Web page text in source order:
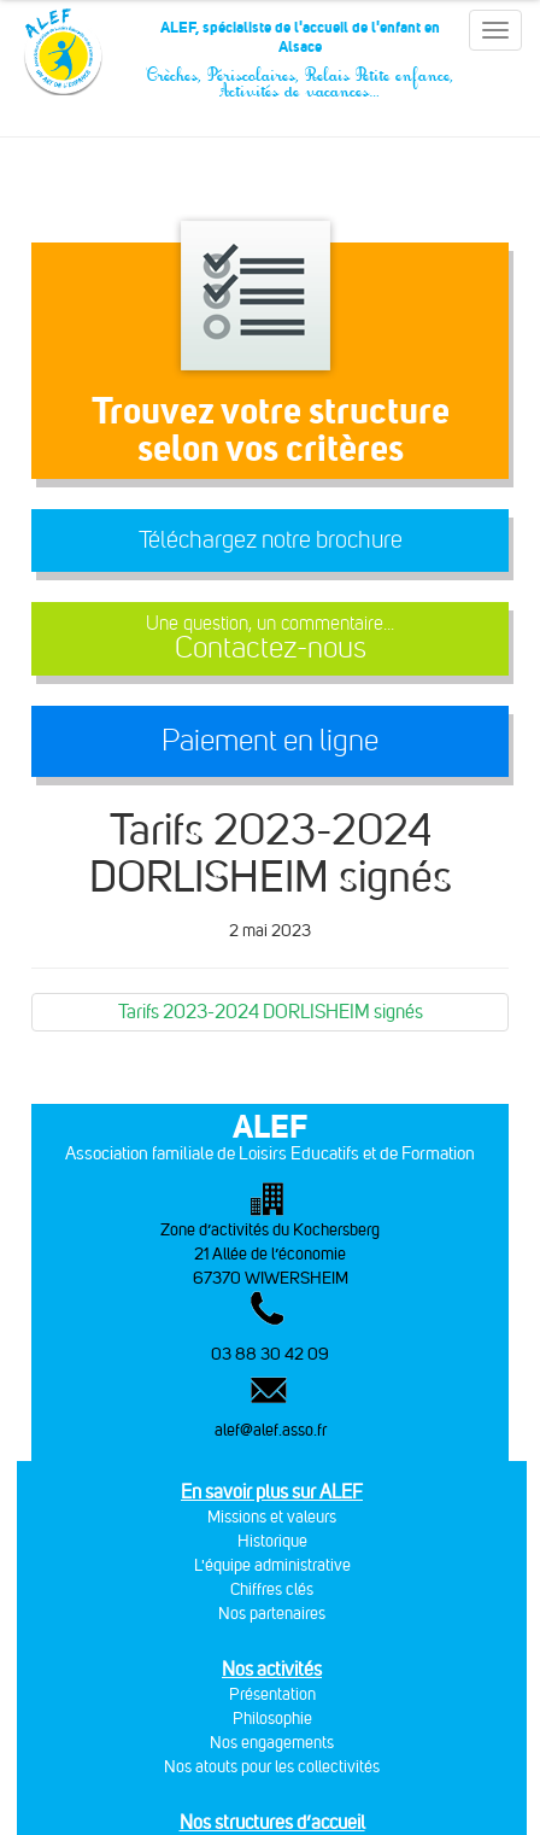
Panneau de gestion des cookies
Toggle
ALEF, spécialiste de l'accueil de l'enfant en
Alsace
Crèches, Périscolaires, Relais Petite enfance,
Activités de vacances…
Trouvez votre structure
selon vos critères
Téléchargez notre brochure
Une question, un commentaire...
Contactez-nous
Paiement en ligne
Tarifs 2023-2024
DORLISHEIM signés
2 mai 2023
Tarifs 2023-2024 DORLISHEIM signés
ALEF
Association familiale de Loisirs Educatifs et de Formation
Zone d’activités du Kochersberg
21 Allée de l’économie
67370 WIWERSHEIM
03 88 30 42 09
alef@alef.asso.fr
En savoir plus sur ALEF
Missions et valeurs
Historique
L'équipe administrative
Chiffres clés
Nos partenaires
Nos activités
Présentation
Philosophie
Nos engagements
Nos atouts pour les collectivités
Nos structures d’accueil